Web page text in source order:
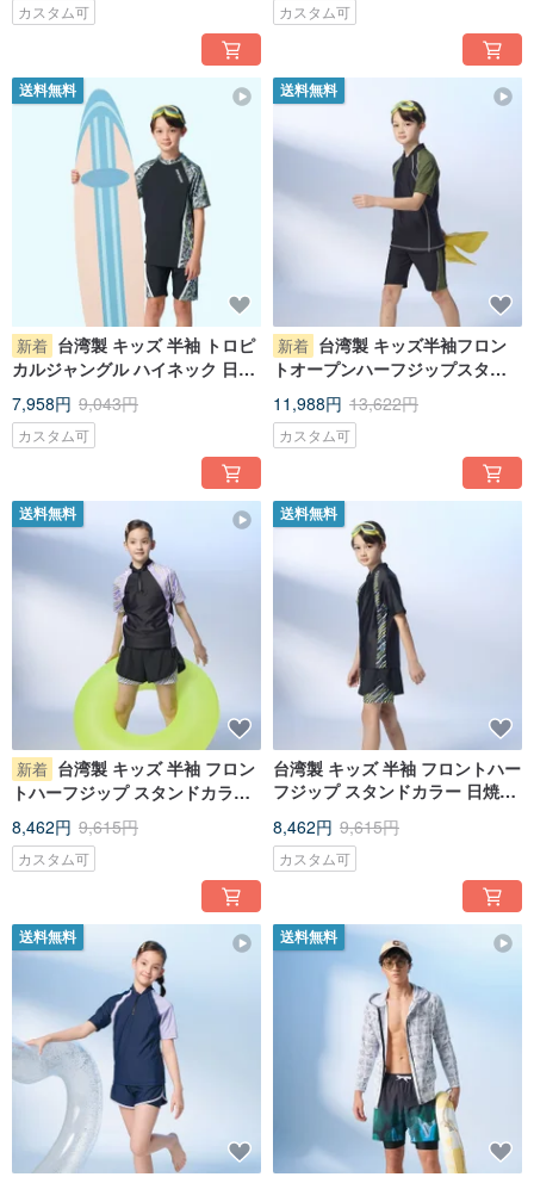
カスタム可 カスタム可
送料無料
新着 台湾製 キッズ 半袖 トロピ
カルジャングル ハイネック 日焼
け防止 2 ピース水着 男女兼用
7,958円 9,043円
カスタム可
送料無料
新着 台湾製 キッズ半袖フロン
トオープンハーフジップスタン
ドカラー 日焼け対策強化ツーピ
ース水着 男女兼用
11,988円 13,622円
カスタム可
送料無料
新着 台湾製 キッズ 半袖 フロン
トハーフジップ スタンドカラー
日焼け対策 ツーピース水着 スウ
ィート＆スポーティー
8,462円 9,615円
カスタム可
送料無料
台湾製 キッズ 半袖 フロントハー
フジップ スタンドカラー 日焼け
8,462円 9,615円
カスタム可
送料無料 送料無料